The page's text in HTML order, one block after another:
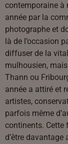
contemporaine à
année par la
photographe et
là de l’occasion
diffuser de la
mulhousien,
Thann ou
année a attiré et
artistes,
parfois même
continents. Cette
d’être davantage